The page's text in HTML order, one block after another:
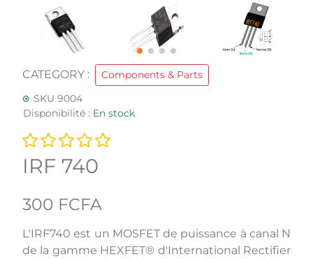
CATEGORY :
Components & Parts
SKU 9004
Disponibilité : En stock
IRF 740
300 FCFA
L'IRF740 est un MOSFET de puissance à canal N
de la gamme HEXFET® d'International Rectifier